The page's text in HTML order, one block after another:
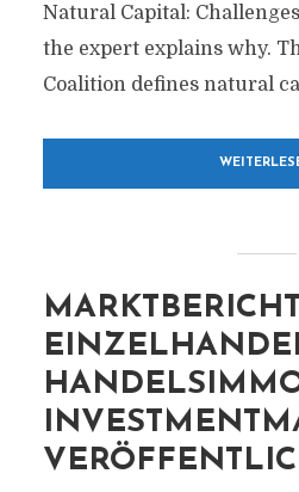
Natural Capital:
the expert explains why.
Coalition defines natural